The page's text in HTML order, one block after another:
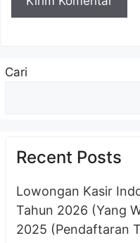
Cari
Recent Posts
Lowongan Kasir
Tahun 2026 (Yang
2025 (Pendaftaran